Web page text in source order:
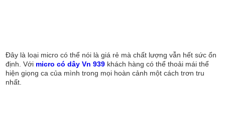
Đây là loại micro có thể nói là giá rẻ mà chất lượng vẫn hết sức ổn
định. Với micro có dây Vn 939 khách hàng có thể thoải mái thể
hiện giọng ca của mình trong mọi hoàn cảnh một cách trơn tru
nhất.